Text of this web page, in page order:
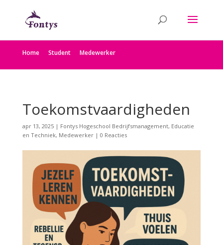
Home Student Medewerker
Toekomstvaardigheden
apr 13, 2025| Fontys Hogeschool Bedrijfsmanagement, Educatie
en Techniek, Medewerker| 0 Reacties